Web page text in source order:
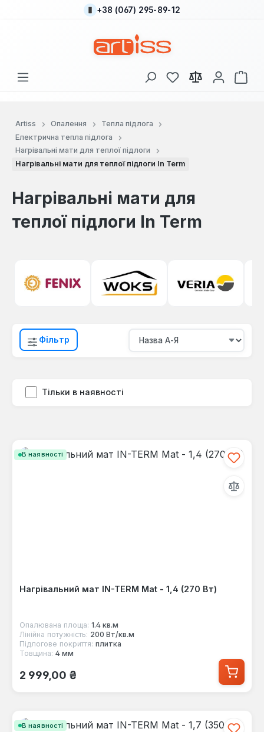
Перейти до основного вмісту
+38 (067) 295-89-12
У вас є 0 у списку
Artiss Опалення
Тепла підлога
Електрична тепла підлога
Нагрівальні мати для теплої підлоги
Нагрівальні мати для теплої підлоги In Term
Нагрівальні мати для
теплої підлоги In Term
Фільтр
Тільки в наявності
В наявності
Нагрівальний мат IN-TERM Mat - 1,4 (270 Вт)
Опалювана площа: 1.4 кв.м
Лінійна потужність: 200 Вт/кв.м
Підлогове покриття: плитка
Товщина: 4 мм
Звичайна ціна:
2 999,00 ₴
В наявності